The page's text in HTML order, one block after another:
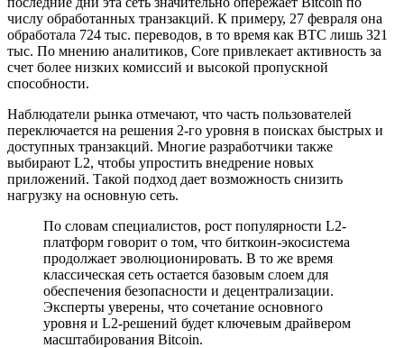
числу обработанных транзакций. К примеру, 27 февраля она
обработала 724 тыс. переводов, в то время как BTC лишь 321
тыс. По мнению аналитиков, Core привлекает активность за
счет более низких комиссий и высокой пропускной
способности.
Наблюдатели рынка отмечают, что часть пользователей
переключается на решения 2-го уровня в поисках быстрых и
доступных транзакций. Многие разработчики также
выбирают L2, чтобы упростить внедрение новых
приложений. Такой подход дает возможность снизить
нагрузку на основную сеть.
По словам специалистов, рост популярности L2-
платформ говорит о том, что биткоин-экосистема
продолжает эволюционировать. В то же время
классическая сеть остается базовым слоем для
обеспечения безопасности и децентрализации.
Эксперты уверены, что сочетание основного
уровня и L2-решений будет ключевым драйвером
масштабирования Bitcoin.